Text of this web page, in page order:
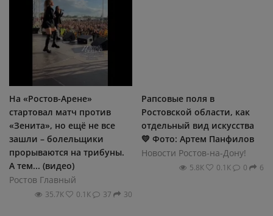
На «Ростов-Арене»
стартовал матч против
«Зенита», но ещё не все
зашли – болельщики
прорываются на трибуны.
А тем... (видео)
Ростов Главный
35.7К 0.1К 37 30
Рапсовые поля в
Ростовской области, как
отдельный вид искусства
💛 Фото: Артем Панфилов
Новости Ростов-на-Дону!
5.8К 0.1К 0 6